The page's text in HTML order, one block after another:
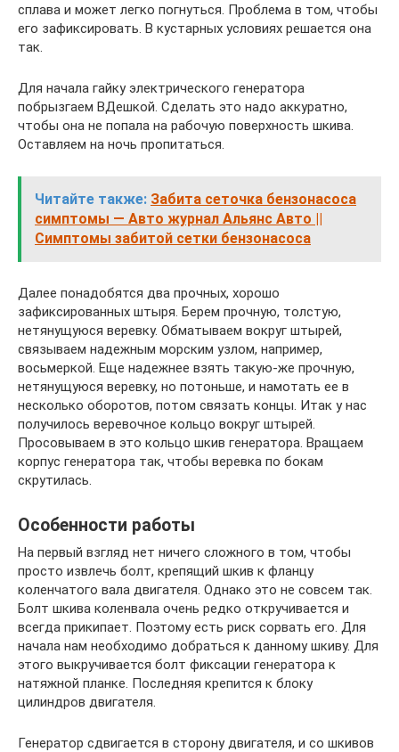
сплава и может легко погнуться. Проблема в том, чтобы
его зафиксировать. В кустарных условиях решается она
так.
Для начала гайку электрического генератора
побрызгаем ВДешкой. Сделать это надо аккуратно,
чтобы она не попала на рабочую поверхность шкива.
Оставляем на ночь пропитаться.
Читайте также: Забита сеточка бензонасоса
симптомы — Авто журнал Альянс Авто ||
Симптомы забитой сетки бензонасоса
Далее понадобятся два прочных, хорошо
зафиксированных штыря. Берем прочную, толстую,
нетянущуюся веревку. Обматываем вокруг штырей,
связываем надежным морским узлом, например,
восьмеркой. Еще надежнее взять такую-же прочную,
нетянущуюся веревку, но потоньше, и намотать ее в
несколько оборотов, потом связать концы. Итак у нас
получилось веревочное кольцо вокруг штырей.
Просовываем в это кольцо шкив генератора. Вращаем
корпус генератора так, чтобы веревка по бокам
скрутилась.
Особенности работы
На первый взгляд нет ничего сложного в том, чтобы
просто извлечь болт, крепящий шкив к фланцу
коленчатого вала двигателя. Однако это не совсем так.
Болт шкива коленвала очень редко откручивается и
всегда прикипает. Поэтому есть риск сорвать его. Для
начала нам необходимо добраться к данному шкиву. Для
этого выкручивается болт фиксации генератора к
натяжной планке. Последняя крепится к блоку
цилиндров двигателя.
Генератор сдвигается в сторону двигателя, и со шкивов